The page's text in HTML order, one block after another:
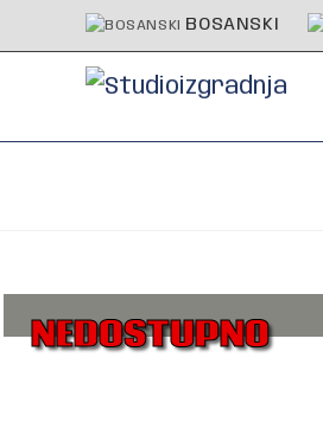
BOSANSKI
NEDOSTUPNO